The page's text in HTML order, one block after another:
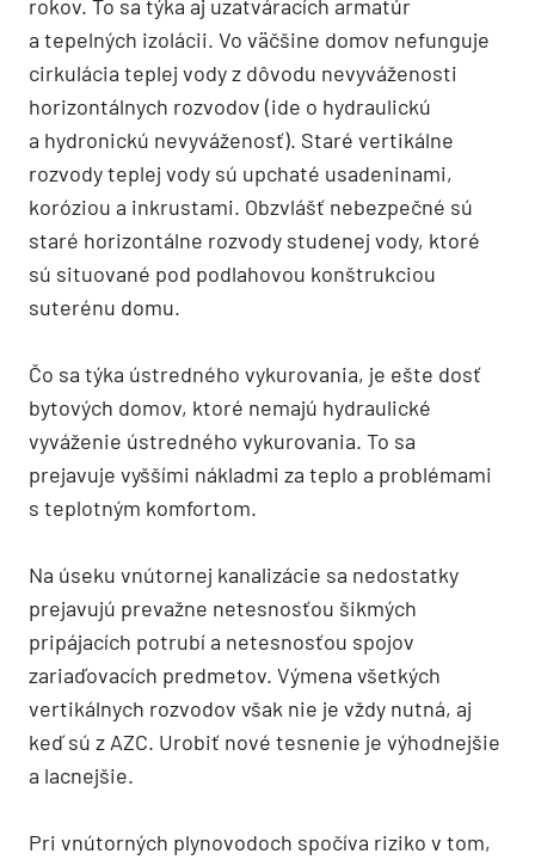
rokov. To sa týka aj uzatváracích armatúr
a tepelných izolácii. Vo väčšine domov nefunguje
cirkulácia teplej vody z dôvodu nevyváženosti
horizontálnych rozvodov (ide o hydraulickú
a hydronickú nevyváženosť). Staré vertikálne
rozvody teplej vody sú upchaté usadeninami,
koróziou a inkrustami. Obzvlášť nebezpečné sú
staré horizontálne rozvody studenej vody, ktoré
sú situované pod podlahovou konštrukciou
suterénu domu.
Čo sa týka ústredného vykurovania, je ešte dosť
bytových domov, ktoré nemajú hydraulické
vyváženie ústredného vykurovania. To sa
prejavuje vyššími nákladmi za teplo a problémami
s teplotným komfortom.
Na úseku vnútornej kanalizácie sa nedostatky
prejavujú prevažne netesnosťou šikmých
pripájacích potrubí a netesnosťou spojov
zariaďovacích predmetov. Výmena všetkých
vertikálnych rozvodov však nie je vždy nutná, aj
keď sú z AZC. Urobiť nové tesnenie je výhodnejšie
a lacnejšie.
Pri vnútorných plynovodoch spočíva riziko v tom,